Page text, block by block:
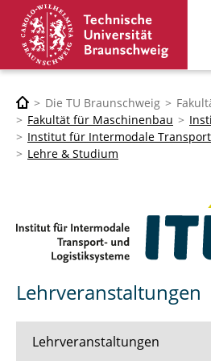
Die TU Braunschweig
Fakultät für Maschinenbau
Institut für Intermodale
Lehre & Studium
Lehrveranstaltungen
Lehrveranstaltungen